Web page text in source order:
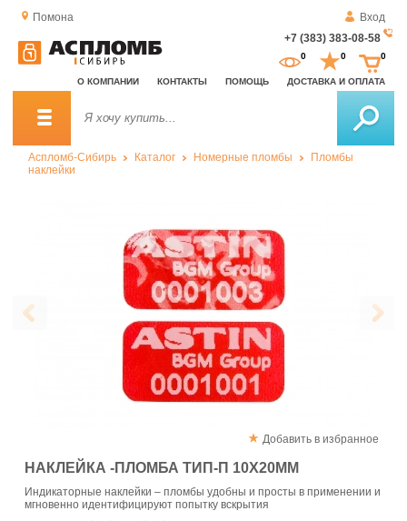
Помона
Вход
+7 (383) 383-08-58
О КОМПАНИИ КОНТАКТЫ ПОМОЩЬ ДОСТАВКА И ОПЛАТА
0 0 0
Аспломб-Сибирь Каталог Номерные пломбы
Пломбы
наклейки
Добавить в избранное
НАКЛЕЙКА -ПЛОМБА ТИП-П 10Х20ММ
Индикаторные наклейки – пломбы удобны и просты в применении и
мгновенно идентифицируют попытку вскрытия